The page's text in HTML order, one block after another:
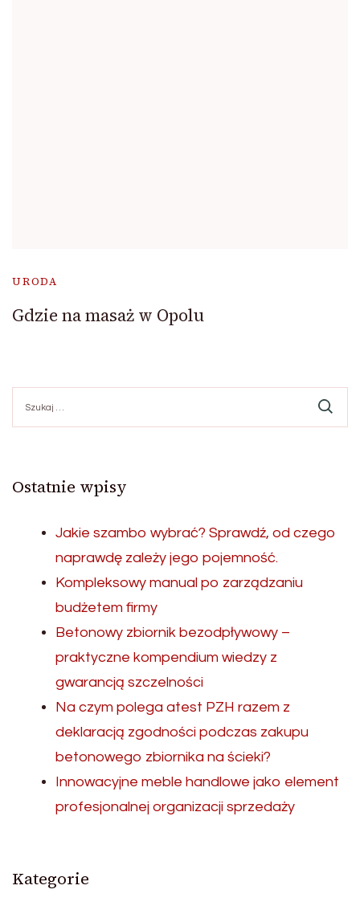
URODA
Gdzie na masaż w Opolu
Ostatnie wpisy
Jakie szambo wybrać? Sprawdź, od czego
naprawdę zależy jego pojemność.
Kompleksowy manual po zarządzaniu
budżetem firmy
Betonowy zbiornik bezodpływowy –
praktyczne kompendium wiedzy z
gwarancją szczelności
Na czym polega atest PZH razem z
deklaracją zgodności podczas zakupu
betonowego zbiornika na ścieki?
Innowacyjne meble handlowe jako element
profesjonalnej organizacji sprzedaży
Kategorie